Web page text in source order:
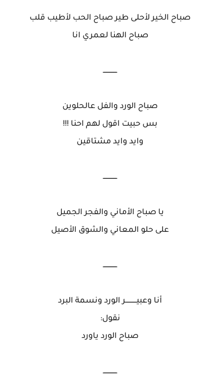
صباح الخير لأحلى طير صباح الحب لأطيب قلب
صباح الهنا لعمري انا
ــــــــــــــ
صباح الورد والفل عالحلوين
بس حبيت اقول لهم احنا !!!
وايد وايد مشتاقين
ــــــــــــــ
يا صباح الأماني والفجر الجميل
على حلو المعاني والشوق الأصيل
ــــــــــــــ
أنا وعبيـــــــــــر الورد ونسمة البرد
نقول:
صباح الورد ياورد
ــــــــــــــ